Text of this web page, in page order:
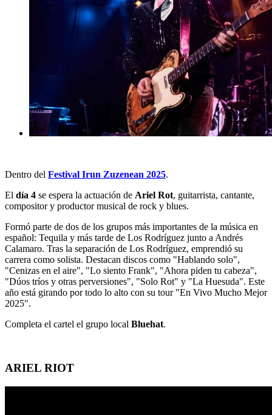
Dentro del Festival Irun Zuzenean 2025.
El día 4 se espera la actuación de Ariel Rot, guitarrista, cantante,
compositor y productor musical de rock y blues.
Formó parte de dos de los grupos más importantes de la música en
español: Tequila y más tarde de Los Rodríguez junto a Andrés
Calamaro. Tras la separación de Los Rodríguez, emprendió su
carrera como solista. Destacan discos como "Hablando solo",
"Cenizas en el aire", "Lo siento Frank", "Ahora piden tu cabeza",
"Dúos tríos y otras perversiones", "Solo Rot" y "La Huesuda". Este
año está girando por todo lo alto con su tour "En Vivo Mucho Mejor
2025".
Completa el cartel el grupo local Bluehat.
ARIEL RIOT